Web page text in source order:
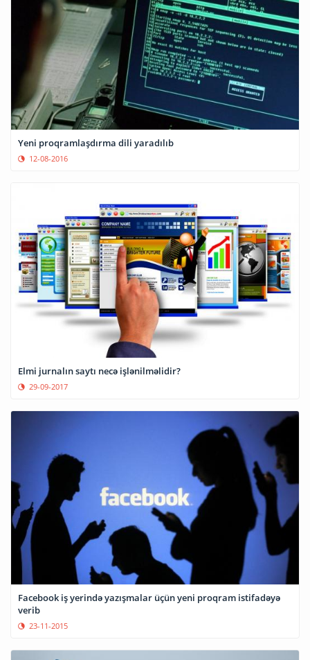
Yeni proqramlaşdırma dili yaradılıb
12-08-2016
Elmi jurnalın saytı necə işlənilməlidir?
29-09-2017
Facebook iş yerində yazışmalar üçün yeni proqram istifadəyə
verib
23-11-2015